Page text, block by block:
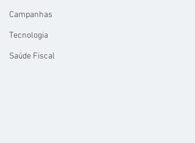
Campanhas
Tecnologia
Saúde Fiscal